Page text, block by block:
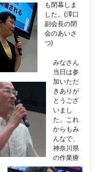
も閉幕しま
した。(澤口
副会長の閉
会のあいさ
つ)
みなさん
当日は参
加いただ
きありが
とうござ
いまし
た。これ
からもみ
んなで、
神奈川県
の作業療